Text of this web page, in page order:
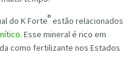
do K Forte® estão relacionados
Esse mineral é rico em
como fertilizante nos Estados